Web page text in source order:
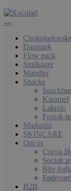
Danmark
Flow pack
Småkager
Mandler
Snacks
Snackbar
Karamel
Lakrids
Fransk
Madspild
SKINCARE
Om os
Cocoa
Socialt
Bliv
B2B